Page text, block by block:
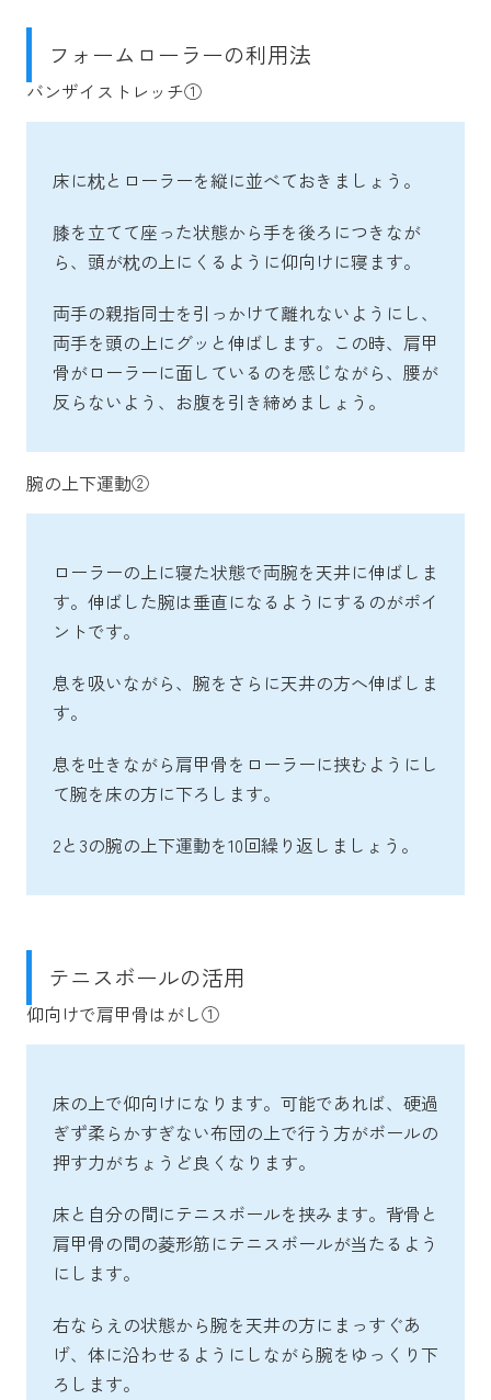
フォームローラーの利用法
バンザイストレッチ①
床に枕とローラーを縦に並べておきましょう。
膝を立てて座った状態から手を後ろにつきなが
ら、頭が枕の上にくるように仰向けに寝ます。
両手の親指同士を引っかけて離れないようにし、
両手を頭の上にグッと伸ばします。この時、肩甲
骨がローラーに面しているのを感じながら、腰が
反らないよう、お腹を引き締めましょう。
腕の上下運動②
ローラーの上に寝た状態で両腕を天井に伸ばしま
す。伸ばした腕は垂直になるようにするのがポイ
ントです。
息を吸いながら、腕をさらに天井の方へ伸ばしま
す。
息を吐きながら肩甲骨をローラーに挟むようにし
て腕を床の方に下ろします。
2と3の腕の上下運動を10回繰り返しましょう。
テニスボールの活用
仰向けで肩甲骨はがし①
床の上で仰向けになります。可能であれば、硬過
ぎず柔らかすぎない布団の上で行う方がボールの
押す力がちょうど良くなります。
床と自分の間にテニスボールを挟みます。背骨と
肩甲骨の間の菱形筋にテニスボールが当たるよう
にします。
右ならえの状態から腕を天井の方にまっすぐあ
げ、体に沿わせるようにしながら腕をゆっくり下
ろします。